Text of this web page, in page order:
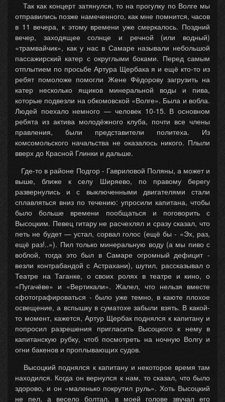
Так как концерт затянулся, то на прогулку по Волге мы
отправились позже намеченного, как мне помнится, часов
в 11 вечера, к этому времени уже смеркалось. Поздний
вечер, заходящее солнце и речной (или водный)
«трамвайчик», как у нас в Самаре называли небольшой
пассажирский катер с округлыми боками. Перед самым
отплытием по просьбе Артура Щербака я и ещё кто-то из
ребят помоложе помогли Жене Фёдорову загрузить на
катер несколько ящиков минеральной воды и пива,
которые подвезли на обкомовской «Волге». Была и вобла.
Людей поехало немного — человек 10-15. В основном
ребята из актива молодёжного клуба, почти все члены
правления, были представители политеха. Из
комсомольского начальства не оказалось никого. Плыли
вверх до Красной Глинки и дальше.
Где-то в районе Подгор - Гавриловой Поляны, а может и
выше, ближе к селу Ширяево, по правому берегу
развернулись и с выключенными двигателями стали
сплавляться вниз по течению: упросили капитана, чтобы
было больше времени пообщаться и поговорить с
Высоцким. Певец гитару не расчехлял и сразу сказал, что
петь не будет — устал, сорвал голос (ещё бы - «Эх, раз,
ещё раз!..»). Пил только минеральную воду (а мы пиво с
воблой, тогда это был в Самаре огромный дефицит -
везли контрабандой с Астрахани), шутил, рассказывал о
Театре на Таганке, о своих ролях в театре и кино, о
«Пугачёве» и «Вертикали». Жалел, что нельзя вместе
сфотографироваться - было уже темно, в каюте плохое
освещение, а вспышку в суматохе забыли взять. В какой-
то момент, кажется, Артур Щербак поднялся к капитану и
попросил разрешения пригласить Высоцкого к нему в
капитанскую рубку, чтоб посмотреть на ночную Волгу и
огни бакенов и проплывающих судов.
Высоцкий поднялся к капитану и некоторое время там
находился. Когда он вернулся к нам, то сказал, что было
здорово, и он «маленько покрутил руль». Хоть Высоцкий
не пел, а весело болтал, в моей голове звучал его